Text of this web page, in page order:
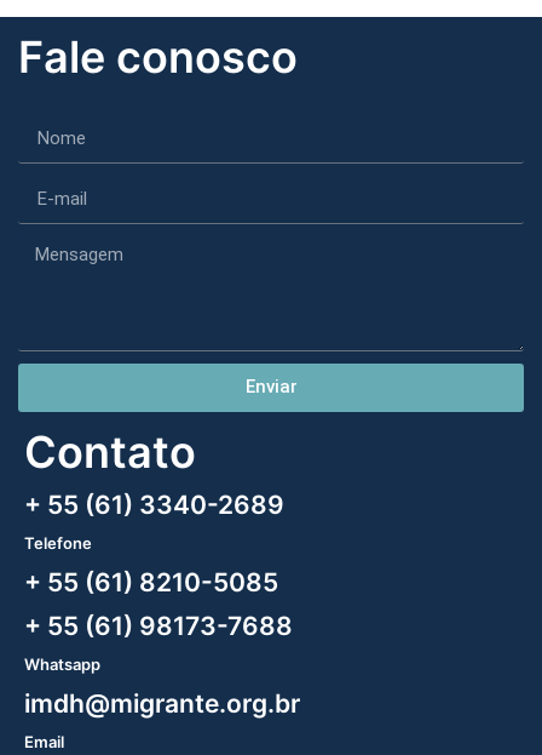
Fale conosco
Enviar
Contato
+ 55 (61) 3340-2689
Telefone
+ 55 (61) 8210-5085
+ 55 (61) 98173-7688
Whatsapp
imdh@migrante.org.br
Email